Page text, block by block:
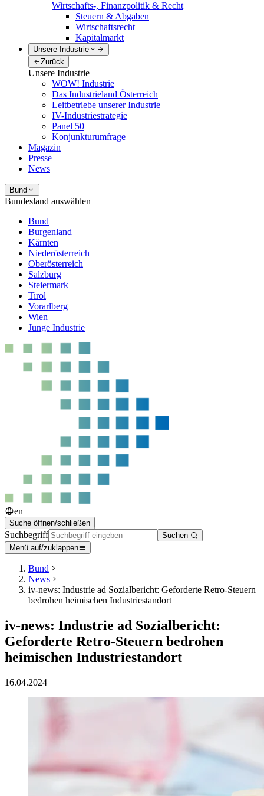
Wirtschafts-, Finanzpolitik & Recht
Steuern & Abgaben
Wirtschaftsrecht
Kapitalmarkt
Unsere Industrie
Zurück
Unsere Industrie
WOW! Industrie
Das Industrieland Österreich
Leitbetriebe unserer Industrie
IV-Industriestrategie
Panel 50
Konjunkturumfrage
Magazin
Presse
News
Bund
Bundesland auswählen
Bund
Burgenland
Kärnten
Niederösterreich
Oberösterreich
Salzburg
Steiermark
Tirol
Vorarlberg
Wien
Junge Industrie
en
Suche öffnen/schließen
Suchbegriff
Suchen
Menü auf/zuklappen
Bund
News
iv-news: Industrie ad Sozialbericht: Geforderte Retro-Steuern
bedrohen heimischen Industriestandort
iv-news: Industrie ad Sozialbericht:
Geforderte Retro-Steuern bedrohen
heimischen Industriestandort
16.04.2024